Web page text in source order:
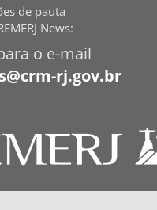
de pauta
News:
o e-mail
rj.gov.br